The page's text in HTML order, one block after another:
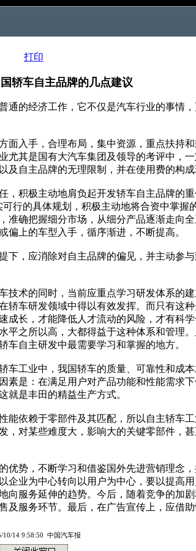
打印
轿车自主品牌的几点建议
的经济工作，它不仅是汽车行业的事情
入手，合理布局，集中资源，重点扶持
其是国有大汽车集团及领导的考评中，
自主品牌的无理限制，并在使用费的构成
积极主动地肩负起开发轿车自主品牌的重
行的具体规划，积极主动地将合资中掌握
确把握细分市场，从细分产品逐渐走向
上的车型入手，循序渐进，不断提高。
，应消除对自主品牌的偏见，并主动参
术的同时，当前应重点学习研发体系的
车研发领域中得以有效发挥。而只有这
长，才能降低人才流动的风险，才有科
之所以高，大都得益于这种体系和管理
自主研发中最需要学习和掌握的地方。
工业中，我国轿车的质量、可靠性和成
是：在满足用户对产品功能和性能需求
就是丰田的精益生产方式。
依赖于零部件及其匹配，所以自主轿车
，对某些难度大，影响大的关键零部件，
势，不断学习和借鉴国外先进营销理念
业为中心转向以用户为中心，要以提高
服务延伸的趋势。今后，随着竞争的加
服务环节。最后，在广告宣传上，应借
10/14 9:58:50 中国汽车报